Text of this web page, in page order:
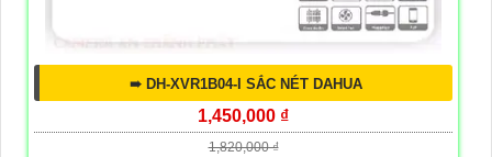
➠ DH-XVR1B04-I SẮC NÉT DAHUA
1,450,000 ₫
1,820,000 ₫